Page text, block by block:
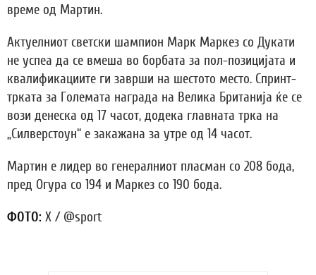
време од Мартин.
Актуелниот светски шампион Марк Маркез со Дукати
не успеа да се вмеша во борбата за пол-позицијата и
квалификациите ги заврши на шестото место. Спринт-
трката за Големата награда на Велика Британија ќе се
вози денеска од 17 часот, додека главната трка на
„Силверстоун“ е закажана за утре од 14 часот.
Мартин е лидер во генералниот пласман со 208 бода,
пред Огура со 194 и Маркез со 190 бода.
ФОТО: X / @sport